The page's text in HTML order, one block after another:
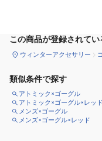
この商品が登録されてい
ウィンターアクセサリー
類似条件で探す
アトミック×ゴーグル
アトミック×ゴーグル×レッド
メンズ×ゴーグル
メンズ×ゴーグル×レッド